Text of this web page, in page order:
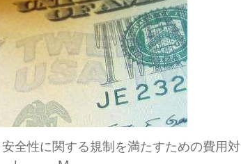
全性に関する規制を満たすための費用対